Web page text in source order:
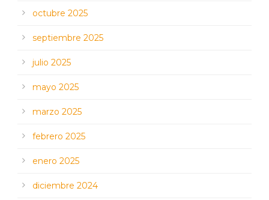
octubre 2025
septiembre 2025
julio 2025
mayo 2025
marzo 2025
febrero 2025
enero 2025
diciembre 2024